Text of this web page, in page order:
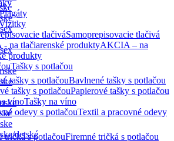
detské
Plagáty
Samoprepisovacie tlačivá
AKCIA – na
produkty
Tašky s potlačou
Bavlnené tašky s potlačou
Papierové tašky s potlačou
Tašky na víno
Textil a pracovné odevy
Firemné tričká s potlačou